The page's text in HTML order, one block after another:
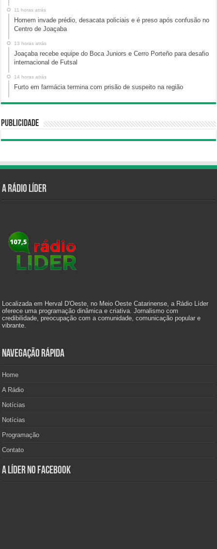
11 horas atrás
Homem invade prédio, desacata policiais e é preso após confusão no
Centro de Joaçaba
13 horas atrás
Joaçaba recebe equipe do Boca Juniors e Cerro Porteño para desafio
internacional de Futsal
14 horas atrás
Furto em farmácia termina com prisão de suspeito na região
Publicidade
A Rádio Líder
Localizada em Herval D'Oeste, no Meio Oeste Catarinense, a Rádio Líder
oferece uma programação dinâmica e criativa. Jornalismo com
credibilidade, preocupação com a comunidade, comunicação popular e
vibrante.
Navegação Rápida
Home
A Rádio
Notícias
Notícias
Programação
Contato
A Líder no Facebook